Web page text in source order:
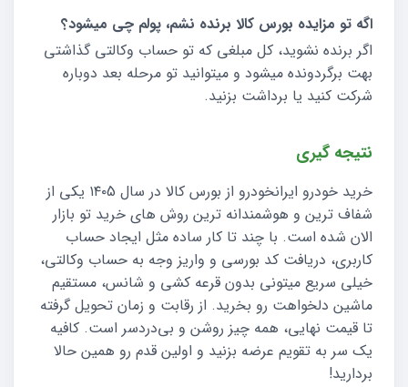
اگه تو مزایده بورس کالا برنده نشم، پولم چی میشود؟
اگر برنده نشوید، کل مبلغی که تو حساب وکالتی گذاشتی
بهت برگردونده میشود و میتوانید تو مرحله بعد دوباره
شرکت کنید یا برداشت بزنید.
نتیجه گیری
خرید خودرو ایرانخودرو از بورس کالا در سال ۱۴۰5 یکی از
شفاف‌ ترین و هوشمندانه‌ ترین روش‌ های خرید تو بازار
الان شده است. با چند تا کار ساده مثل ایجاد حساب
کاربری، دریافت کد بورسی و واریز وجه به حساب وکالتی،
خیلی سریع میتونی بدون قرعه کشی و شانس، مستقیم
ماشین دلخواهت رو بخرید. از رقابت و زمان تحویل گرفته
تا قیمت نهایی، همه چیز روشن و بی‌دردسر است. کافیه
یک سر به تقویم عرضه بزنید و اولین قدم رو همین حالا
بردارید!